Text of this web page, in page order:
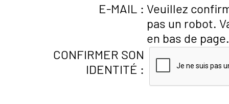
E-MAIL : Veuillez
pas un robot.
en bas de page.
CONFIRMER SON
IDENTITÉ :